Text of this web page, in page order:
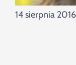
14 sierpnia 2016